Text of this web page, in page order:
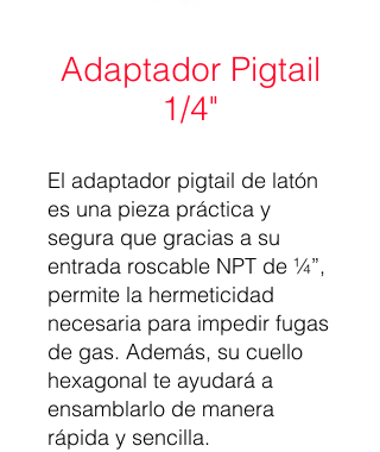
Adaptador Pigtail
1/4"
El adaptador pigtail de latón
es una pieza práctica y
segura que gracias a su
entrada roscable NPT de ¼”,
permite la hermeticidad
necesaria para impedir fugas
de gas. Además, su cuello
hexagonal te ayudará a
ensamblarlo de manera
rápida y sencilla.